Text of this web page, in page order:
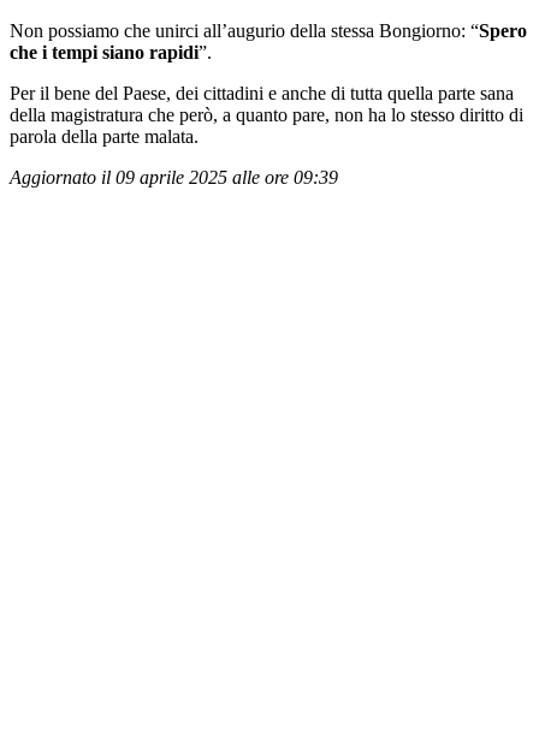
Non possiamo che unirci all’augurio della stessa Bongiorno: “Spero
che i tempi siano rapidi”.
Per il bene del Paese, dei cittadini e anche di tutta quella parte sana
della magistratura che però, a quanto pare, non ha lo stesso diritto di
parola della parte malata.
Aggiornato il 09 aprile 2025 alle ore 09:39